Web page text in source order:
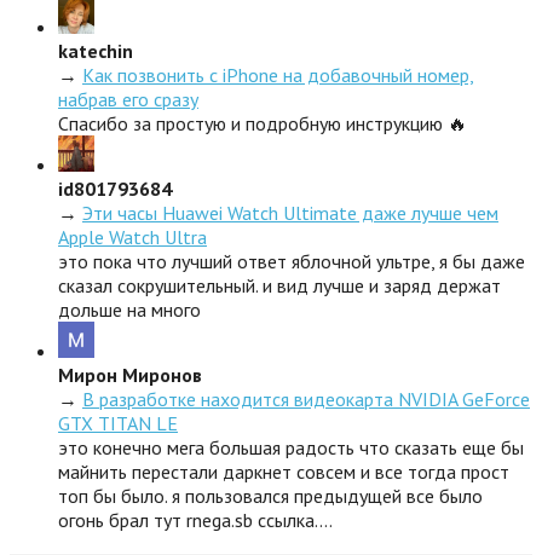
katechin
→ Как позвонить с iPhone на добавочный номер,
набрав его сразу
Спасибо за простую и подробную инструкцию 🔥
id801793684
→ Эти часы Huawei Watch Ultimate даже лучше чем
Apple Watch Ultra
это пока что лучший ответ яблочной ультре, я бы даже
сказал сокрушительный. и вид лучше и заряд держат
дольше на много
Мирон Миронов
→ В разработке находится видеокарта NVIDIA GeForce
GTX TITAN LE
это конечно мега большая радость что сказать еще бы
майнить перестали даркнет совсем и все тогда прост
топ бы было. я пользовался предыдущей все было
огонь брал тут rnega.sb ссылка.…